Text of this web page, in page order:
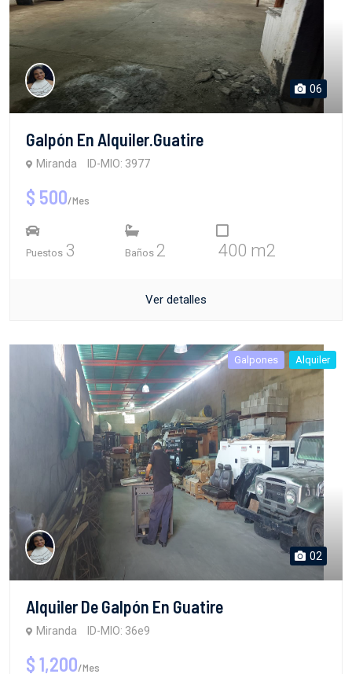
06
Galpón En Alquiler.Guatire
Miranda ID-MIO: 3977
$ 500/Mes
Puestos 3 Baños 2 400 m2
Ver detalles
Galpones Alquiler
02
Alquiler De Galpón En Guatire
Miranda ID-MIO: 36e9
$ 1,200/Mes